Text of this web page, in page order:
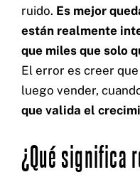
ruido. Es mejor
están realmente
que miles que solo
El error es creer
luego vender,
que valida el
¿Qué significa